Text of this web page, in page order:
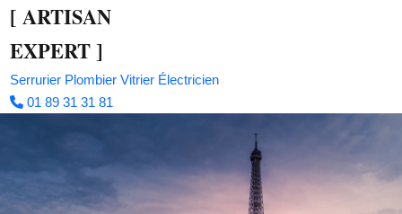
[ ARTISAN
EXPERT]
Serrurier Plombier Vitrier Électricien
01 89 31 31 81